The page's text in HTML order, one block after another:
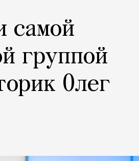
самой
группой
Олег